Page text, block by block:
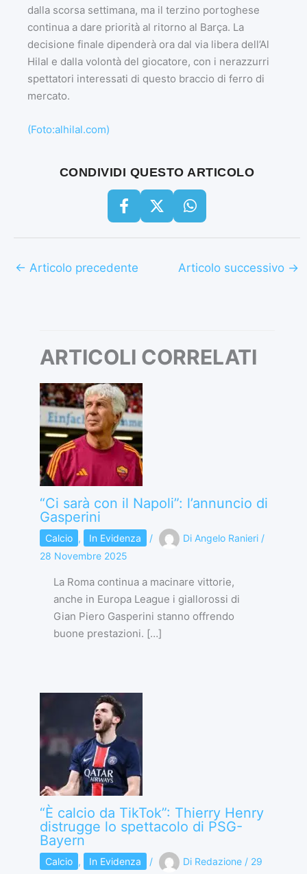
dalla scorsa settimana, ma il terzino portoghese
continua a dare priorità al ritorno al Barça. La
decisione finale dipenderà ora dal via libera dell’Al
Hilal e dalla volontà del giocatore, con i nerazzurri
spettatori interessati di questo braccio di ferro di
mercato.
(Foto:alhilal.com)
CONDIVIDI QUESTO ARTICOLO
← Articolo precedente Articolo successivo →
ARTICOLI CORRELATI
“Ci sarà con il Napoli”: l’annuncio di
Gasperini
Calcio , In Evidenza / Di Angelo Ranieri /
28 Novembre 2025
La Roma continua a macinare vittorie,
anche in Europa League i giallorossi di
Gian Piero Gasperini stanno offrendo
buone prestazioni. […]
“È calcio da TikTok”: Thierry Henry
distrugge lo spettacolo di PSG-
Bayern
Calcio , In Evidenza / Di Redazione / 29